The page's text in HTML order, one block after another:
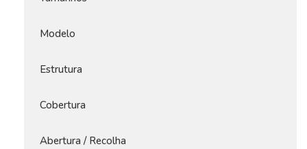
Modelo
Estrutura
Cobertura
Abertura / Recolha